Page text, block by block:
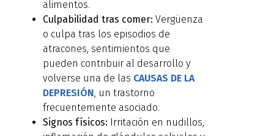
alimentos.
Culpabilidad tras comer: Vergüenza
o culpa tras los episodios de
atracones, sentimientos que
pueden contribuir al desarrollo y
volverse una de las CAUSAS DE LA
DEPRESIÓN, un trastorno
frecuentemente asociado.
Signos físicos: Irritación en nudillos,